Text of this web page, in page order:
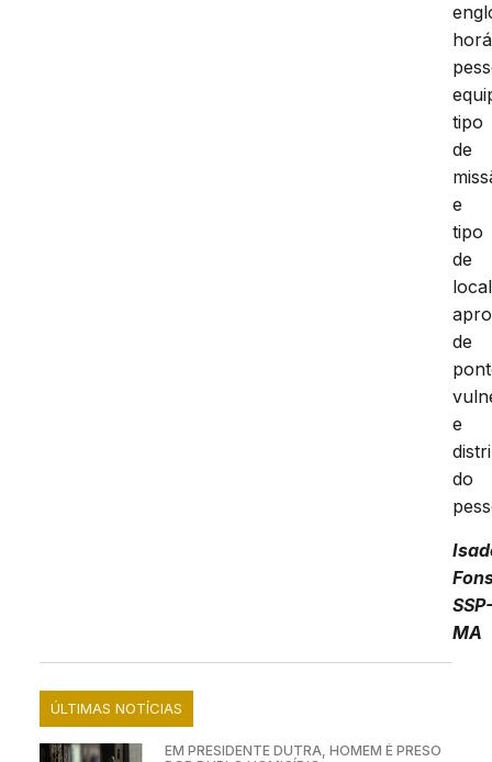
tipo
de
e
tipo
de
de
e
do
MA
ÚLTIMAS NOTÍCIAS
EM PRESIDENTE DUTRA, HOMEM É PRESO